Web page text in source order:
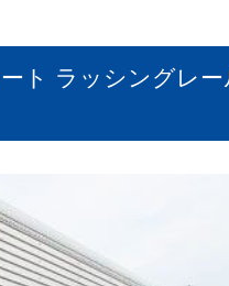
ト ラッシングレ